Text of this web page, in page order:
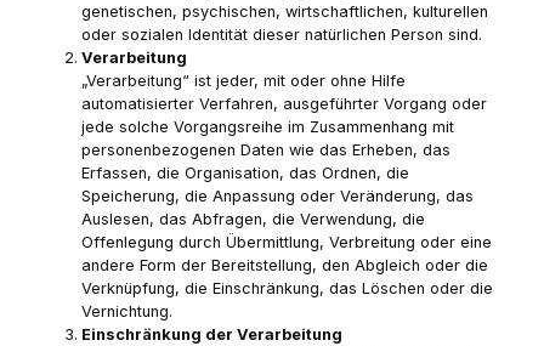
genetischen, psychischen, wirtschaftlichen, kulturellen
oder sozialen Identität dieser natürlichen Person sind.
Verarbeitung
„Verarbeitung“ ist jeder, mit oder ohne Hilfe
automatisierter Verfahren, ausgeführter Vorgang oder
jede solche Vorgangsreihe im Zusammenhang mit
personenbezogenen Daten wie das Erheben, das
Erfassen, die Organisation, das Ordnen, die
Speicherung, die Anpassung oder Veränderung, das
Auslesen, das Abfragen, die Verwendung, die
Offenlegung durch Übermittlung, Verbreitung oder eine
andere Form der Bereitstellung, den Abgleich oder die
Verknüpfung, die Einschränkung, das Löschen oder die
Vernichtung.
Einschränkung der Verarbeitung